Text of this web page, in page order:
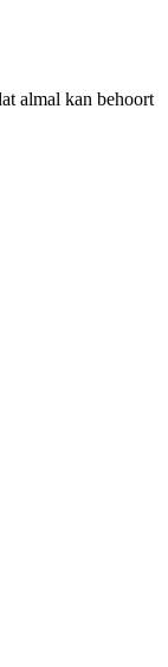
almal kan behoort